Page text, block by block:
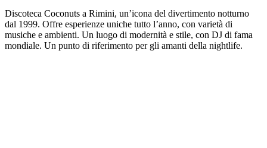
Discoteca Coconuts a Rimini, un’icona del divertimento notturno
dal 1999. Offre esperienze uniche tutto l’anno, con varietà di
musiche e ambienti. Un luogo di modernità e stile, con DJ di fama
mondiale. Un punto di riferimento per gli amanti della nightlife.